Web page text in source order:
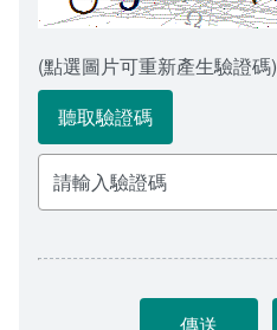
(點選圖片可重新產生驗證碼)
聽取驗證碼